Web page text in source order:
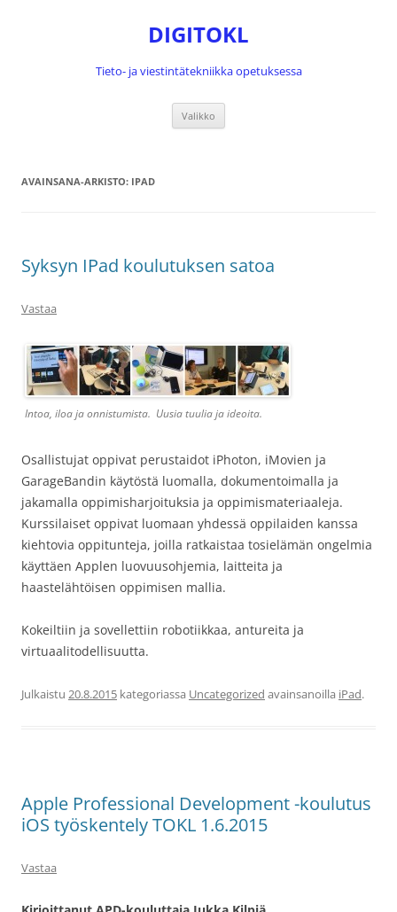
DIGITOKL
Tieto- ja viestintätekniikka opetuksessa
Valikko
AVAINSANA-ARKISTO: IPAD
Syksyn IPad koulutuksen satoa
Vastaa
Intoa, iloa ja onnistumista. Uusia tuulia ja ideoita.
Osallistujat oppivat perustaidot iPhoton, iMovien ja
GarageBandin käytöstä luomalla, dokumentoimalla ja
jakamalla oppimisharjoituksia ja oppimismateriaaleja.
Kurssilaiset oppivat luomaan yhdessä oppilaiden kanssa
kiehtovia oppitunteja, joilla ratkaistaa tosielämän ongelmia
käyttäen Applen luovuusohjemia, laitteita ja
haastelähtöisen oppimisen mallia.
Kokeiltiin ja sovellettiin robotiikkaa, antureita ja
virtuaalitodellisuutta.
Julkaistu 20.8.2015 kategoriassa Uncategorized avainsanoilla iPad.
Apple Professional Development -koulutus
iOS työskentely TOKL 1.6.2015
Vastaa